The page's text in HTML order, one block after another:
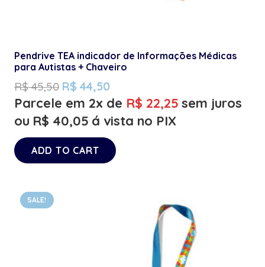
Pendrive TEA indicador de Informações Médicas
para Autistas + Chaveiro
R$45,50 R$ 44,50
Parcele em 2x de R$ 22,25 sem juros
ou R$ 40,05 á vista no PIX
ADD TO CART
SALE!